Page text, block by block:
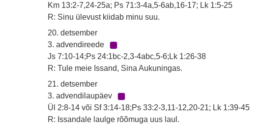
Km 13:2-7,24-25a; Ps 71:3-4a,5-6ab,16-17; Lk 1:5-25
R: Sinu ülevust kiidab minu suu.
20. detsember
3. advendireede
Js 7:10-14;Ps 24:1bc-2,3-4abc,5-6;Lk 1:26-38
R: Tule meie Issand, Sina Aukuningas.
21. detsember
3. advendilaupäev
Ül 2:8-14 või Sf 3:14-18;Ps 33:2-3,11-12,20-21; Lk 1:39-45
R: Issandale laulge rõõmuga uus laul.